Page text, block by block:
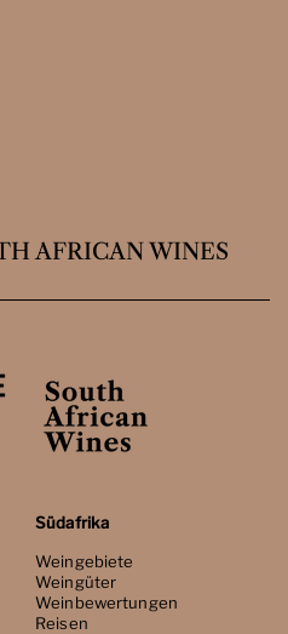
AFRICAN WINES
Südafrika
Weingebiete
Weingüter
Weinbewertungen
Reisen